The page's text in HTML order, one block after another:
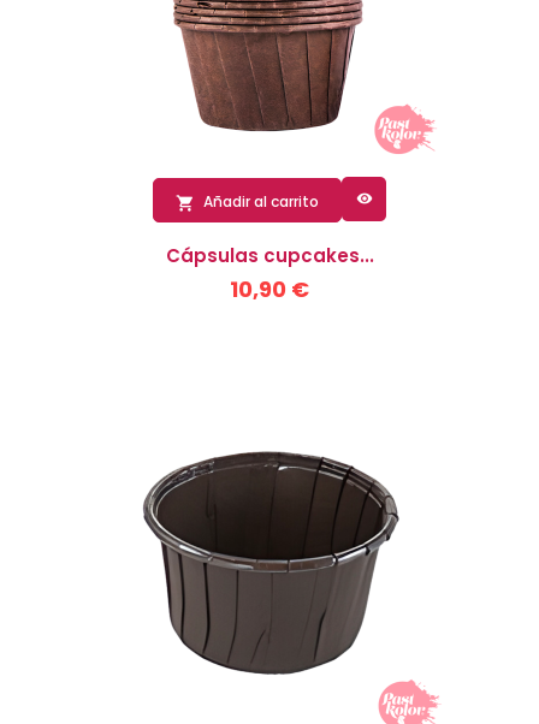
 Añadir al carrito 
Cápsulas cupcakes...
10,90 €